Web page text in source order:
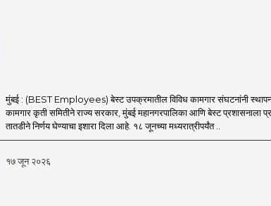
मुंबई : (BEST Employees) बेस्ट उपक्रमातील विविध कामगार संघटनांनी
कामगार कृती समितीने राज्य सरकार, मुंबई महानगरपालिका आणि बेस्ट प्रशासनाला
तातडीने निर्णय घेण्याचा इशारा दिला आहे. १८ जूनच्या मध्यरात्रीपर्यंत ..
१७ जून २०२६